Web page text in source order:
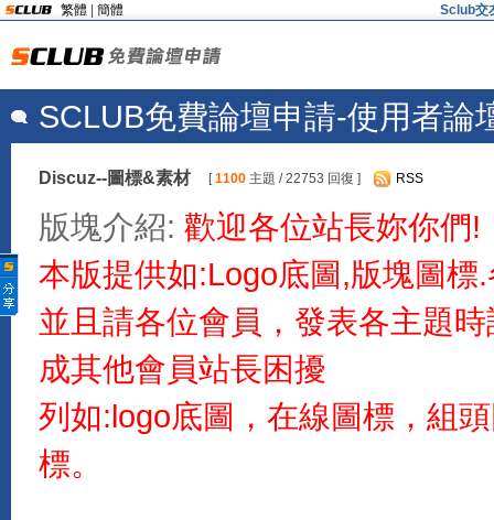
繁體 簡體 Sclub交
SCLUB免費論壇申請-使用者論
Discuz--圖標&素材 [1100主題 / 22753 回復 ] RSS
版塊介紹: 歡迎各位站長妳你們!
本版提供如:Logo底圖,版塊圖
並且請各位會員，發表各主題
成其他會員站長困擾
列如:logo底圖，在線圖標，組
標。